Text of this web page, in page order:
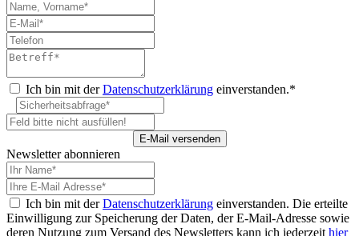
Ich bin mit derDatenschutzerklärung einverstanden.*
Newsletter abonnieren
Ich bin mit derDatenschutzerklärung einverstanden. Die erteilte
Einwilligung zur Speicherung der Daten, der E-Mail-Adresse sowie
deren Nutzung zum Versand des Newsletters kann ich jederzeit hier